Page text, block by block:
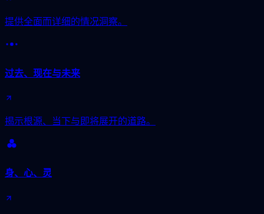
提供全面而详细的情况洞察。
过去、现在与未来
揭示根源、当下与即将展开的道路。
身、心、灵